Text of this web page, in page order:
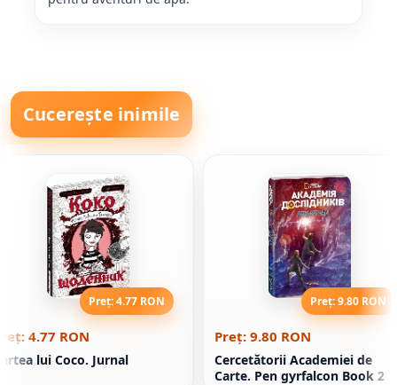
Cucerește inimile
Preț: 4.77 RON
4.77 RON
lui Coco. Jurnal
Preț: 9.80 RON
Preț: 9.80 RON
Cercetătorii Academiei de
Carte. Pen gyrfalcon Book 2